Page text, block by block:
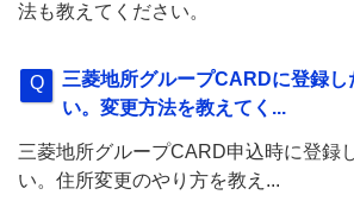
法も教えてください。
三菱地所グループCARDに登録し
い。変更方法を教えてく...
三菱地所グループCARD申込時に登録
い。住所変更のやり方を教え...